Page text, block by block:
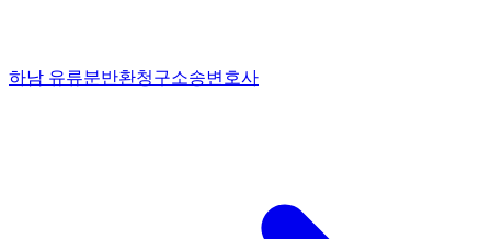
하남 유류분반환청구소송변호사